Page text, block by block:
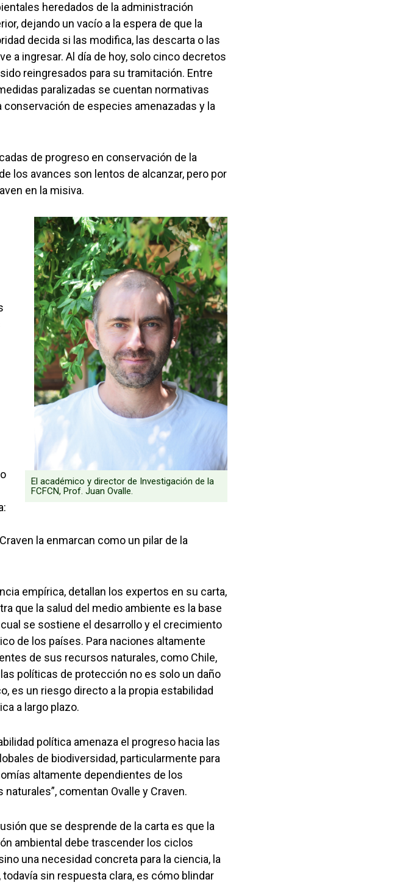
heredados de la administración
dejando un vacío a la espera de que la
decida si las modifica, las descarta o las
a ingresar. Al día de hoy, solo cinco decretos
reingresados para su tramitación. Entre
paralizadas se cuentan normativas
de especies amenazadas y la
de progreso en conservación de la
los avances son lentos de alcanzar, pero por
en la misiva.
El académico y director de Investigación de la
FCFCN, Prof. Juan Ovalle.
la enmarcan como un pilar de la
empírica, detallan los expertos en su carta,
que la salud del medio ambiente es la base
se sostiene el desarrollo y el crecimiento
de los países. Para naciones altamente
de sus recursos naturales, como Chile,
políticas de protección no es solo un daño
es un riesgo directo a la propia estabilidad
a largo plazo.
política amenaza el progreso hacia las
de biodiversidad, particularmente para
altamente dependientes de los
naturales”, comentan Ovalle y Craven.
que se desprende de la carta es que la
ambiental debe trascender los ciclos
una necesidad concreta para la ciencia, la
sin respuesta clara, es cómo blindar